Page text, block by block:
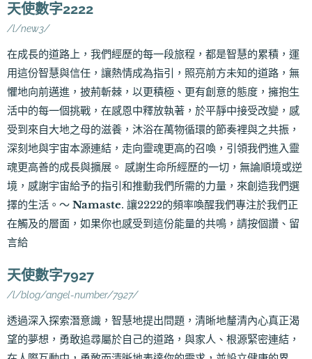
天使數字2222
/l/new3/
在成長的道路上，我們經歷的每一段旅程，都是智慧的累積，運
用這份智慧與信任，讓熱情成為指引，照亮前方未知的道路，無
懼地向前邁進，披荊斬棘，以更積極、更有創意的態度，擁抱生
活中的每一個挑戰，在感恩中釋放執著，於平靜中接受改變，感
受到來自大地之母的滋養，沐浴在萬物循環的節奏裡與之共振，
深刻地與宇宙本源連結，走向靈魂更高的召喚，引領我們進入靈
魂更高善的成長與擴展。 感謝生命所經歷的一切，無論順境或逆
境，感謝宇宙給予的指引和推動我們所需的力量，來創造我們選
擇的生活。～ Namaste. 讓2222的頻率喚醒我們專注於我們正
在觸及的層面，如果你也感受到這份能量的共鳴，請按個讚、留
言給
天使數字7927
/l/blog/angel-number/7927/
透過深入探索潛意識，智慧地提出問題，清晰地釐清內心真正渴
望的夢想，勇敢追尋屬於自己的道路，與家人、根源緊密連結，